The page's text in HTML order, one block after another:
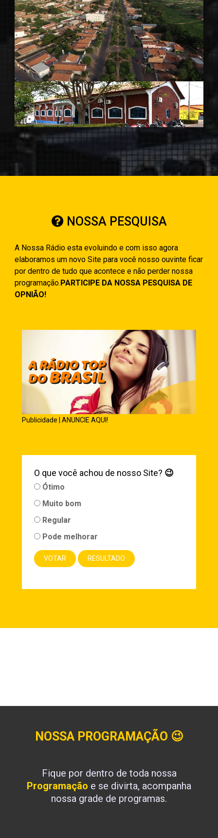
NOSSA PESQUISA
A Nossa Rádio esta evoluindo e com isso agora
elaboramos um novo Site para você nosso ouvinte ficar
por dentro de tudo que acontece e não perder nossa
programação. PARTICIPE DA NOSSA PESQUISA DE
OPNIÃO!
Publicidade | ANUNCIE AQUI!
O que você achou de nosso Site? 😉
Ótimo
Muito bom
Regular
Pode melhorar
NOSSA PROGRAMAÇÃO 😉
Fique por dentro de toda nossa
Programação e se divirta, acompanha
nossa grade de programas.